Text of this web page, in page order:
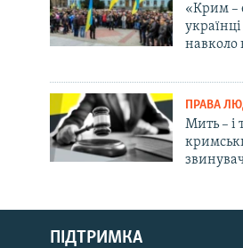
Русский
Qırımtatar
«Крим –
навколо
ПРАВА
Мить – і
ПІДТРИМКА